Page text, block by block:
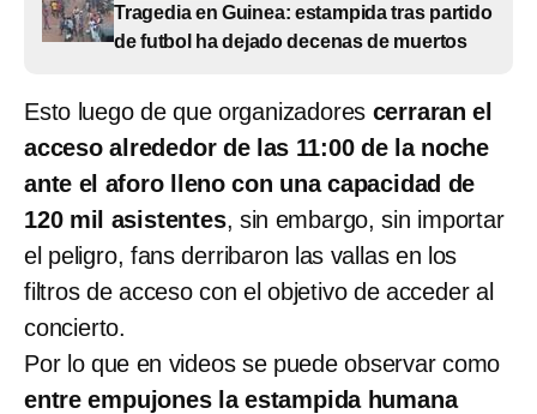
Tragedia en Guinea: estampida tras partido
de futbol ha dejado decenas de muertos
Esto luego de que organizadores cerraran el
acceso alrededor de las 11:00 de la noche
ante el aforo lleno con una capacidad de
120 mil asistentes, sin embargo, sin importar
el peligro, fans derribaron las vallas en los
filtros de acceso con el objetivo de acceder al
concierto.
Por lo que en videos se puede observar como
entre empujones la estampida humana